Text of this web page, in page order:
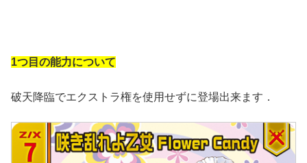
1つ目の能力について
破天降臨でエクストラ権を使用せずに登場出来ます．